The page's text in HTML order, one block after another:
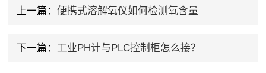
上一篇： 便携式溶解氧仪如何检测氧含量
下一篇： 工业PH计与PLC控制柜怎么接？